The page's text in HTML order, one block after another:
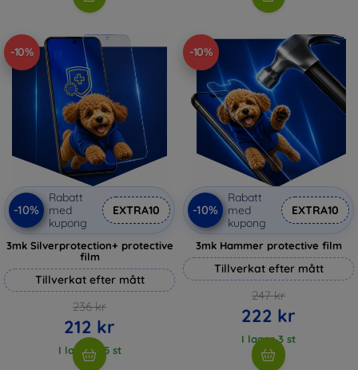
-10%
-10%
Rabatt
med
kupong
EXTRA10
3mk Silverprotection+ protective
film
Tillverkat efter mått
236 kr
212 kr
I lager > 5 st
-10%
-10%
Rabatt
med
kupong
EXTRA10
3mk Hammer protective film
Tillverkat efter mått
247 kr
222 kr
I lager 3 st